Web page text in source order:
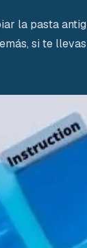
la pasta
si te